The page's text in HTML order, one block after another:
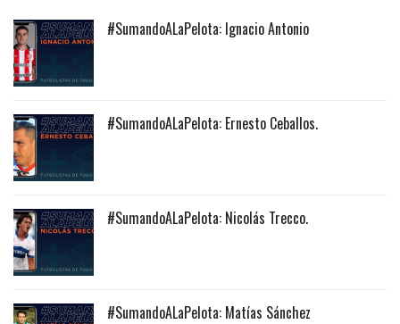
#SumandoALaPelota: Ignacio Antonio
#SumandoALaPelota: Ernesto Ceballos.
#SumandoALaPelota: Nicolás Trecco.
#SumandoALaPelota: Matías Sánchez